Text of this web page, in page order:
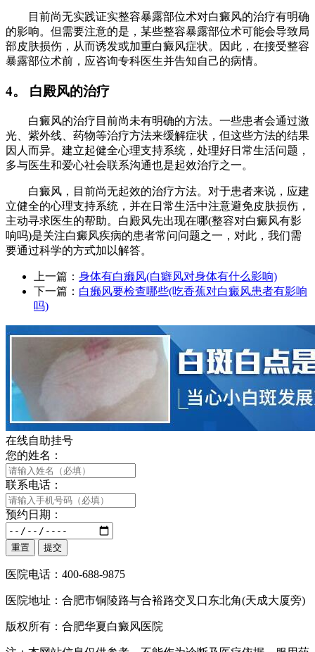
目前尚无实践证实整容暴露部位术对白癜风的治疗有明确
的影响。但需要注意的是，某些整容暴露部位术可能会导致局
部皮肤损伤，从而诱发或加重白癜风症状。因此，在接受整容
暴露部位术前，应咨询专科医生并告知自己的病情。
4。 白殿风的治疗
白癜风的治疗目前尚未有明确的方法。一些患者会通过激
光、紫外线、药物等治疗方法来缓解症状，但这些方法的结果
因人而异。建立起健全心理支持系统，处理好日常生活问题，
多与医生和爱心社会联系沟通也是起效治疗之一。
白癜风，目前尚无起效的治疗方法。对于患者来说，应建
立健全的心理支持系统，并在日常生活中注意避免皮肤损伤，
主动寻求医生的帮助。白殿风先出现在哪(整容对白癜风有影
响吗)是关注白癜风疾病的患者常问问题之一，对此，我们需
要通过科学的方式加以解答。
上一篇： 身体有白癞风(白癖风对身体有什么影响)
下一篇： 白癞风要检查哪些(吃香蕉对白癜风患者有影响
吗)
在线自助挂号
您的姓名：
联系电话：
预约日期：
医院电话：400-688-9875
医院地址：合肥市铜陵路与合裕路交叉口东北角(天成大厦旁)
版权所有：合肥华夏白癜风医院